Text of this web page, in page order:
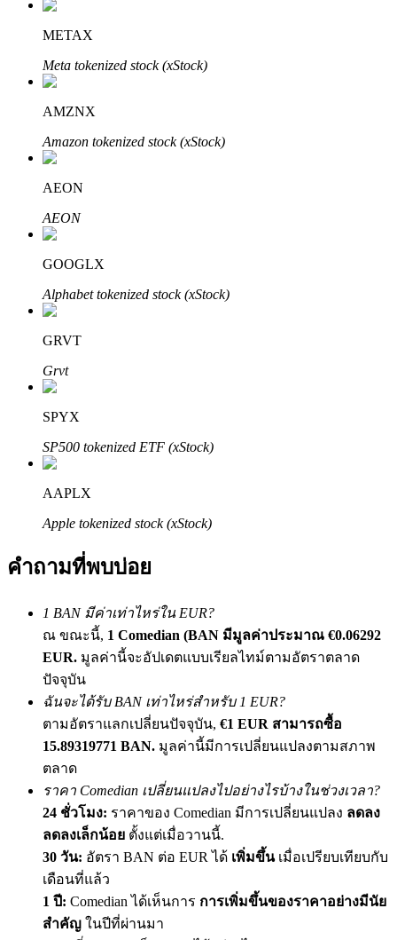
พันธมิตร Bitrue
พันธมิตร Bitrue
มากถึง 65% คอมมิชชั่น!
การแนะนำ
เชิญเพื่อนเพื่อรับรางวัลเงินสด
Deposit CASHCAT & Win
Share 500000 CASHCAT prize pool
Exclusive for BitMart Users
METAX
Meta tokenized stock (xStock)
AMZNX
Amazon tokenized stock (xStock)
AEON
AEON
GOOGLX
Alphabet tokenized stock (xStock)
GRVT
Grvt
SPYX
SP500 tokenized ETF (xStock)
AAPLX
Apple tokenized stock (xStock)
คำถามที่พบบ่อย
1 BAN มีค่าเท่าไหร่ใน EUR?
ณ ขณะนี้, 1 Comedian (BAN มีมูลค่าประมาณ €0.06292
EUR. มูลค่านี้จะอัปเดตแบบเรียลไทม์ตามอัตราตลาด
ปัจจุบัน
ฉันจะได้รับ BAN เท่าไหร่สำหรับ 1 EUR?
ตามอัตราแลกเปลี่ยนปัจจุบัน, €1 EUR สามารถซื้อ
15.89319771 BAN. มูลค่านี้มีการเปลี่ยนแปลงตามสภาพ
ตลาด
ราคา Comedian เปลี่ยนแปลงไปอย่างไรบ้างในช่วงเวลา?
24 ชั่วโมง: ราคาของ Comedian มีการเปลี่ยนแปลง ลดลง
ลดลงเล็กน้อย ตั้งแต่เมื่อวานนี้.
30 วัน: อัตรา BAN ต่อ EUR ได้ เพิ่มขึ้นเมื่อเปรียบเทียบกับ
เดือนที่แล้ว
1 ปี: Comedian ได้เห็นการ การเพิ่มขึ้นของราคาอย่างมีนัย
สำคัญ ในปีที่ผ่านมา